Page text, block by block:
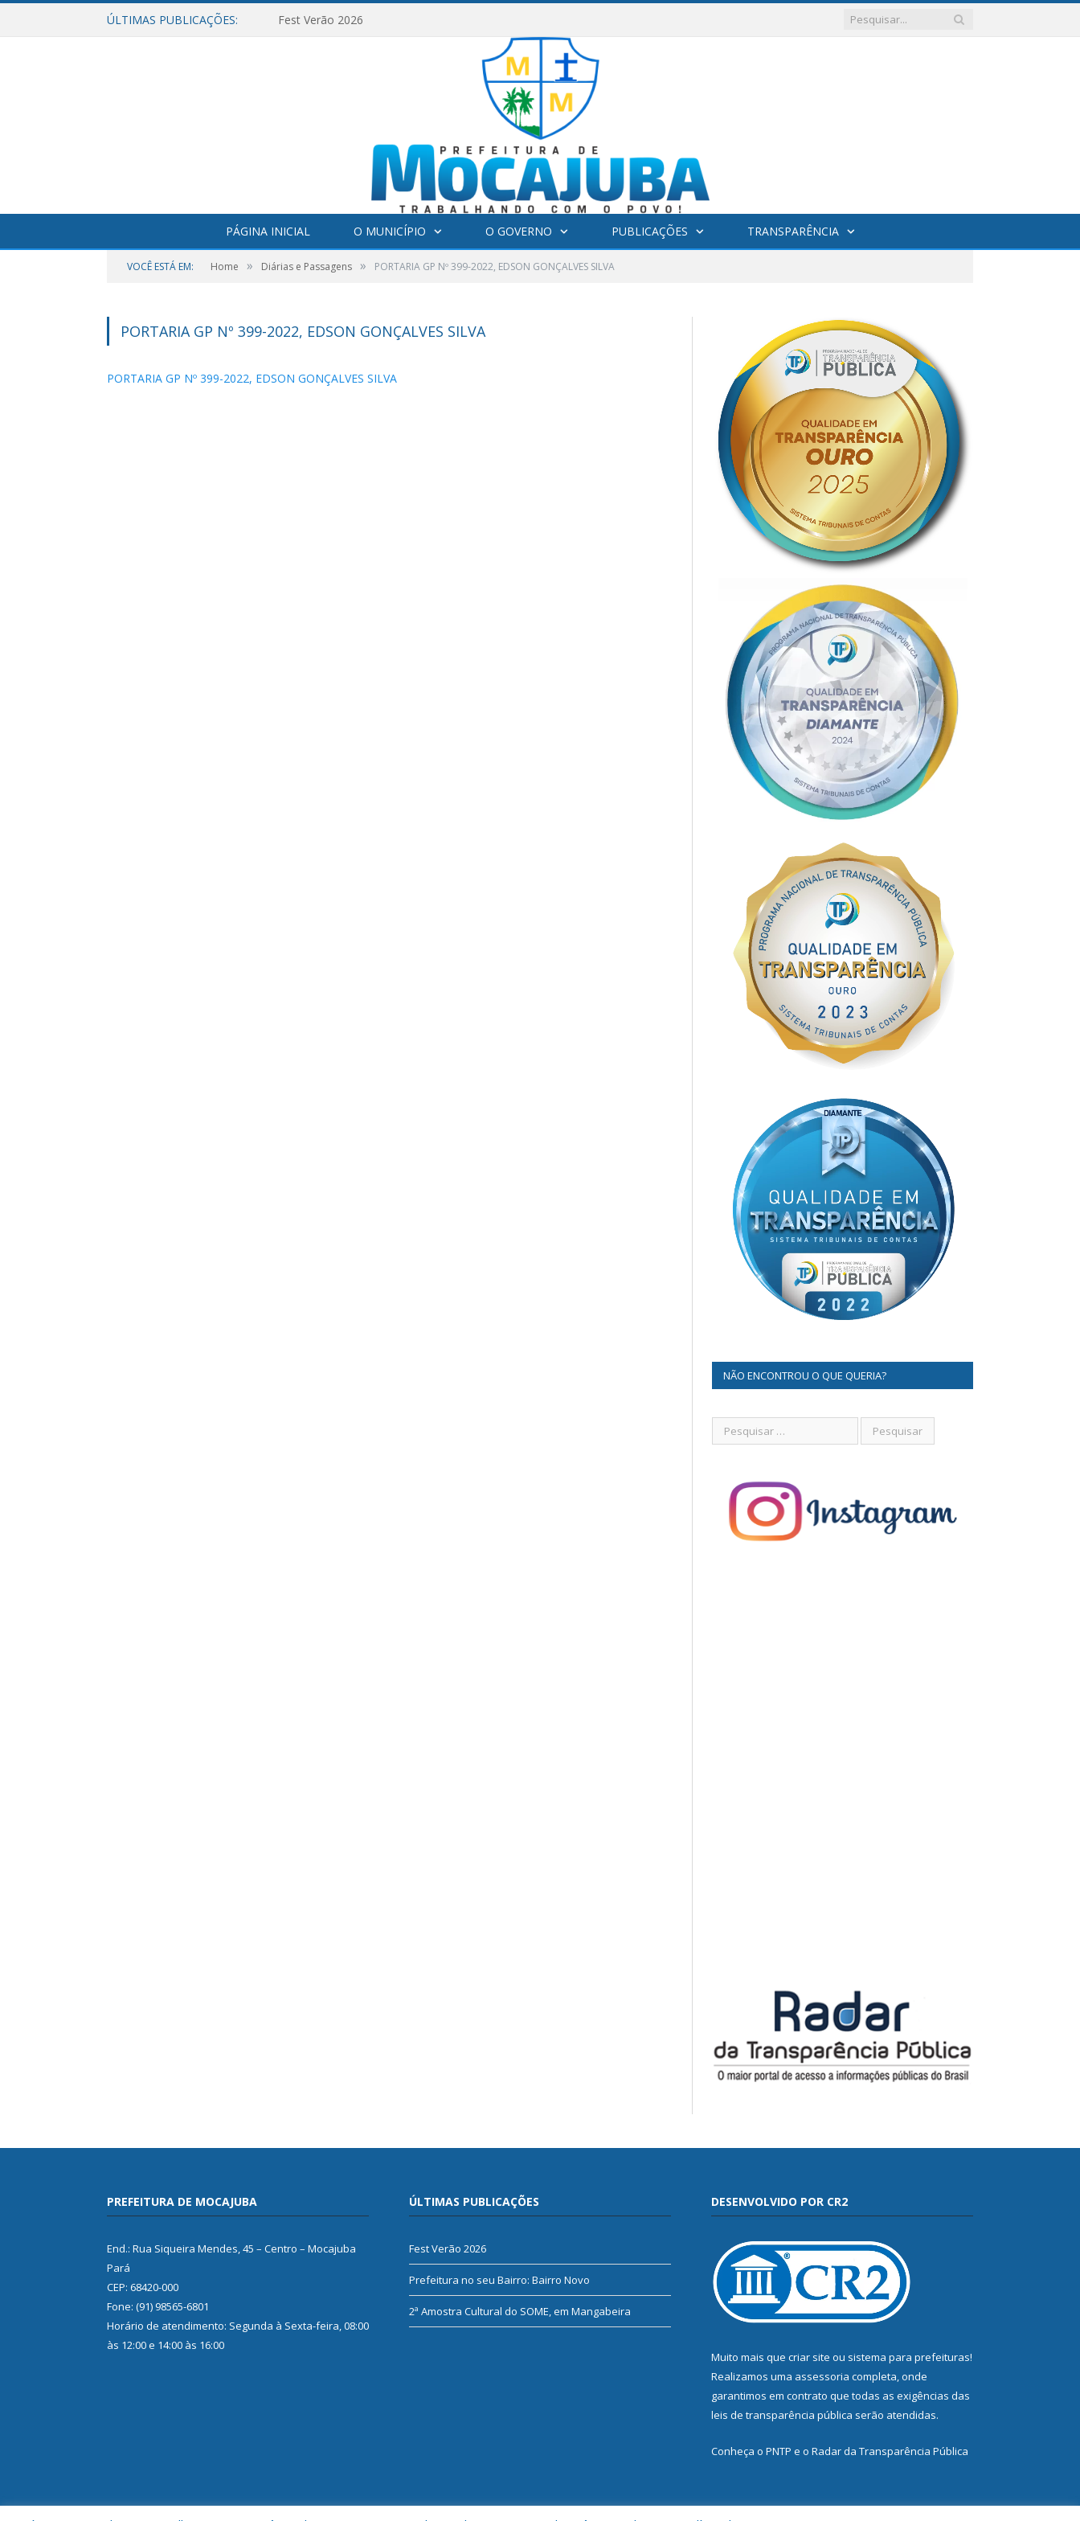
ÚLTIMAS PUBLICAÇÕES: Fest Verão 2026
PÁGINA INICIAL O MUNICÍPIO O GOVERNO PUBLICAÇÕES TRANSPARÊNCIA
VOCÊ ESTÁ EM: Home » Diárias e Passagens » PORTARIA GP Nº 399-2022, EDSON GONÇALVES SILVA
PORTARIA GP Nº 399-2022, EDSON GONÇALVES SILVA
PORTARIA GP Nº 399-2022, EDSON GONÇALVES SILVA
NÃO ENCONTROU O QUE QUERIA?
PREFEITURA DE MOCAJUBA
End.: Rua Siqueira Mendes, 45 – Centro – Mocajuba
Pará
CEP: 68420-000
Fone: (91) 98565-6801
Horário de atendimento: Segunda à Sexta-feira, 08:00
às 12:00 e 14:00 às 16:00
ÚLTIMAS PUBLICAÇÕES
Fest Verão 2026
Prefeitura no seu Bairro: Bairro Novo
2ª Amostra Cultural do SOME, em Mangabeira
DESENVOLVIDO POR CR2
Muito mais que criar site ou sistema para prefeituras!
Realizamos uma assessoria completa, onde
garantimos em contrato que todas as exigências das
leis de transparência pública serão atendidas.
Conheça o PNTP e o Radar da Transparência Pública